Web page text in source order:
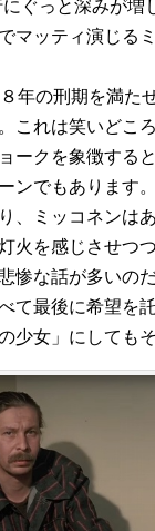
ぐっと深みが増
マッティ演じる
年の刑期を満た
これは笑いどこ
ークを象徴する
ンでもあります。
、ミッコネンは
火を感じさせつ
惨な話が多いの
て最後に希望を
少女」にしてもそ